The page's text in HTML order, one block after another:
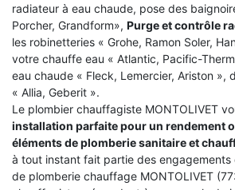
radiateur à eau chaude, pose des
Porcher, Grandform», Purge et contrôle
les robinetteries « Grohe, Ramon Soler,
votre chauffe eau « Atlantic, Pacific-
eau chaude « Fleck, Lemercier, Ariston »,
« Allia, Geberit ».
Le plombier chauffagiste MONTOLIVET
installation parfaite pour un rendement
éléments de plomberie sanitaire et
à tout instant fait partie des engagements
de plomberie chauffage MONTOLIVET